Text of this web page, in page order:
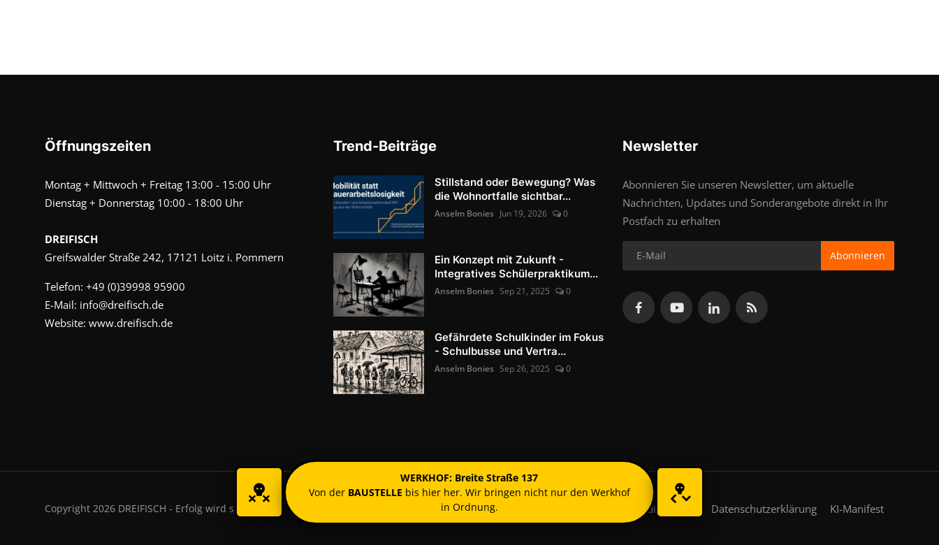
Öffnungszeiten
Montag + Mittwoch + Freitag 13:00 - 15:00 Uhr
Dienstag + Donnerstag 10:00 - 18:00 Uhr
DREIFISCH
Greifswalder Straße 242, 17121 Loitz i. Pommern
Telefon: +49 (0)39998 95900
E-Mail: info@dreifisch.de
Website: www.dreifisch.de
Trend-Beiträge
Stillstand oder Bewegung? Was
die Wohnortfalle sichtbar...
Anselm Bonies Jun 19, 2026 0
Ein Konzept mit Zukunft -
Integratives Schülerpraktikum...
Anselm Bonies Sep 21, 2025 0
Gefährdete Schulkinder im Fokus
- Schulbusse und Vertra...
Anselm Bonies Sep 26, 2025 0
Newsletter
Abonnieren Sie unseren Newsletter, um aktuelle
Nachrichten, Updates und Sonderangebote direkt in Ihr
Postfach zu erhalten
Abonnieren
Copyright 2026 DREIFISCH - Erfolg wird sichtbar. Nutzungsbedingungen Datenschutzerklärung KI-Manifest
WERKHOF: Breite Straße 137
Von der BAUSTELLE bis hier her. Wir bringen nicht nur den Werkhof
in Ordnung.